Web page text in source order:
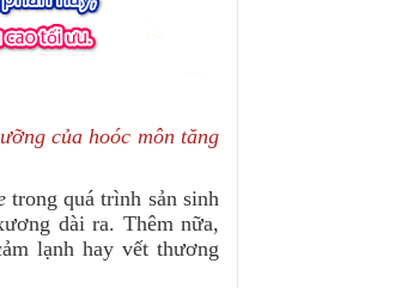
của hoóc môn tăng
trong quá trình sản sinh
dài ra. Thêm nữa,
lạnh hay vết thương